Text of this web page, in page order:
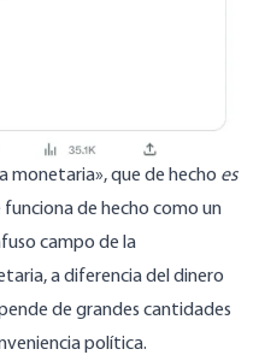
monetaria», que de hecho es
de hecho como un
campo de la
a diferencia del dinero
de grandes cantidades
política.